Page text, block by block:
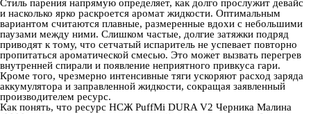
Стиль парения напрямую определяет, как долго прослужит девайс
и насколько ярко раскроется аромат жидкости. Оптимальным
вариантом считаются плавные, размеренные вдохи с небольшими
паузами между ними. Слишком частые, долгие затяжки подряд
приводят к тому, что сетчатый испаритель не успевает повторно
пропитаться ароматической смесью. Это может вызвать перегрев
внутренней спирали и появление неприятного привкуса гари.
Кроме того, чрезмерно интенсивные тяги ускоряют расход заряда
аккумулятора и заправленной жидкости, сокращая заявленный
производителем ресурс.
Как понять, что ресурс НСЖ PuffMi DURA V2 Черника Малина